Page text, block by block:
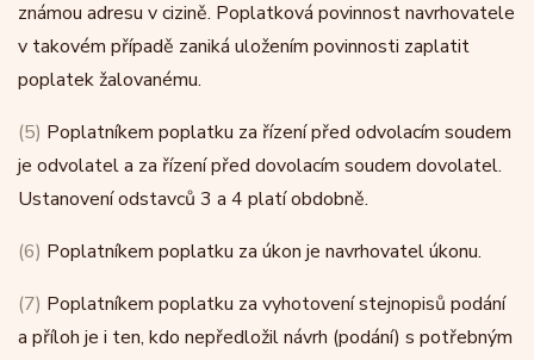
známou adresu v cizině. Poplatková povinnost navrhovatele
v takovém případě zaniká uložením povinnosti zaplatit
poplatek žalovanému.
(5) Poplatníkem poplatku za řízení před odvolacím soudem
je odvolatel a za řízení před dovolacím soudem dovolatel.
Ustanovení odstavců 3 a 4 platí obdobně.
(6) Poplatníkem poplatku za úkon je navrhovatel úkonu.
(7) Poplatníkem poplatku za vyhotovení stejnopisů podání
a příloh je i ten, kdo nepředložil návrh (podání) s potřebným